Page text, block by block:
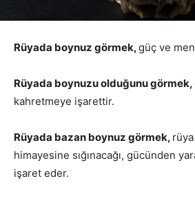
Rüyada boynuz görmek,güç ve
Rüyada boynuzu olduğunu görmek,
kahretmeye işarettir.
Rüyada bazan boynuz görmek,
himayesine sığınacağı, gücünden
işaret eder.